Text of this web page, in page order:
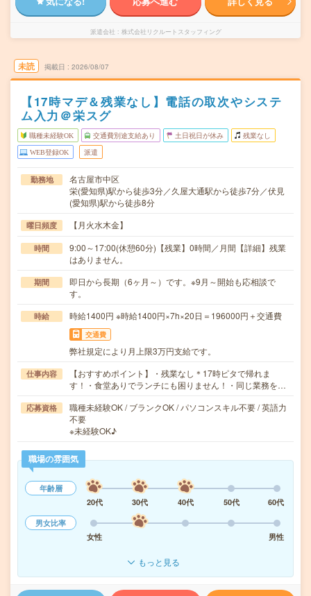
派遣会社 株式会社リクルートスタッフィング
未読 掲載日 2026/08/07
【17時マデ＆残業なし】電話の取次やシステ
ム入力＠栄スグ
職種未経験OK 交通費別途支給あり 土日祝日が休み 残業なし
WEB登録OK 派遣
勤務地
名古屋市中区
栄(愛知県)駅から徒歩3分／久屋大通駅から徒歩7分／伏見
(愛知県)駅から徒歩8分
曜日頻度 【月火水木金】
時間
9:00～17:00(休憩60分)【残業】0時間／月間【詳細】残業
はありません。
期間
即日から長期（6ヶ月～）です。※9月～開始も応相談で
す。
時給 時給1400円 ※時給1400円×7h×20日＝196000円＋交通費
交通費
弊社規定により月上限3万円支給です。
仕事内容
【おすすめポイント】・残業なし＊17時ピタで帰れま
す！・食堂ありでランチにも困りません！・同じ業務を…
応募資格
職種未経験OK / ブランクOK / パソコンスキル不要 / 英語力
不要
※未経験OK♪
職場の雰囲気
年齢層
20代
30代 40代 50代
60代
男女比率
女性
男性
もっと見る